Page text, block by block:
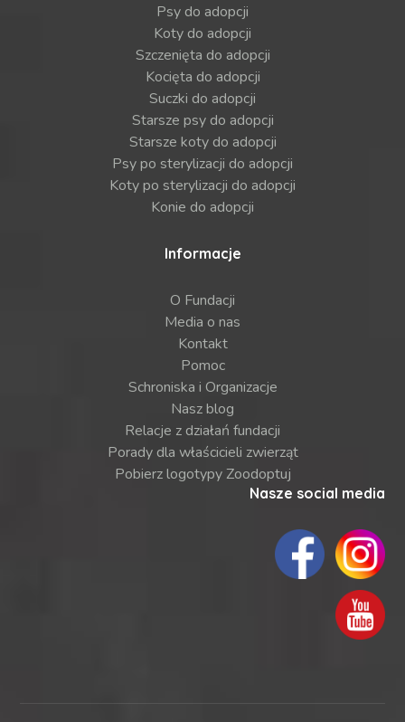
Psy do adopcji
Koty do adopcji
Szczenięta do adopcji
Kocięta do adopcji
Suczki do adopcji
Starsze psy do adopcji
Starsze koty do adopcji
Psy po sterylizacji do adopcji
Koty po sterylizacji do adopcji
Konie do adopcji
Informacje
O Fundacji
Media o nas
Kontakt
Pomoc
Schroniska i Organizacje
Nasz blog
Relacje z działań fundacji
Porady dla właścicieli zwierząt
Pobierz logotypy Zoodoptuj
Nasze social media